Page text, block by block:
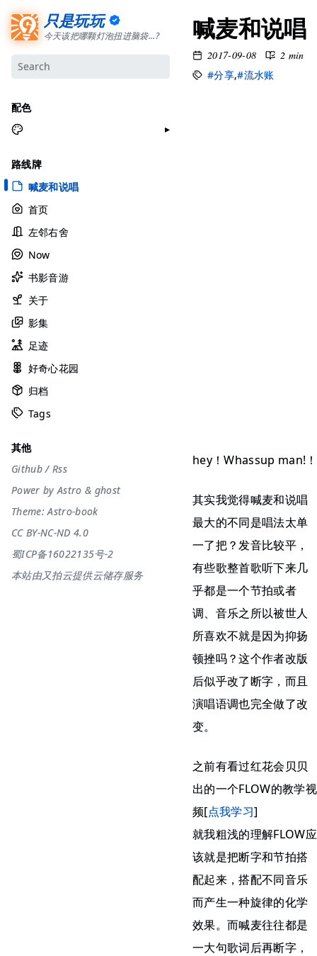
只是玩玩
今天该把哪颗灯泡扭进脑袋...?
配色
极夜黑
雅余黄
昱行粉
她的蓝
莫比乌斯
香草绿
自适应
路线牌
喊麦和说唱
首页
左邻右舍
Now
书影音游
关于
影集
足迹
好奇心花园
归档
Tags
其他
Github/ Rss
Power byAstro & ghost
Theme:Astro-book
CC BY-NC-ND 4.0
蜀ICP备16022135号-2
本站由又拍云提供云储存服务
喊麦和说唱
2017-09-08
2 min
#分享,#流水账
hey！Whassup man!！
其实我觉得喊麦和说唱
最大的不同是唱法太单
一了把？发音比较平，
有些歌整首歌听下来几
乎都是一个节拍或者
调、音乐之所以被世人
所喜欢不就是因为抑扬
顿挫吗？这个作者改版
后似乎改了断字，而且
演唱语调也完全做了改
变。
之前有看过红花会贝贝
出的一个FLOW的教学视
频[点我学习]
就我粗浅的理解FLOW应
该就是把断字和节拍搭
配起来，搭配不同音乐
而产生一种旋律的化学
效果。而喊麦往往都是
一大句歌词后再断字，